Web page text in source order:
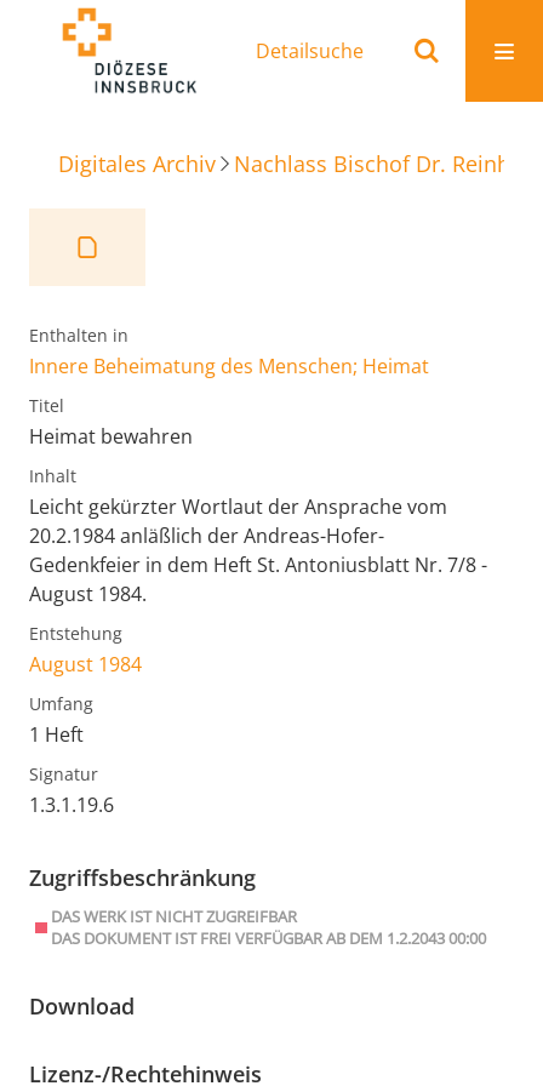
Detailsuche
Digitales Archiv Nachlass Bischof Dr.
Enthalten in
Innere Beheimatung des Menschen; Heimat
Titel
Heimat bewahren
Inhalt
Leicht gekürzter Wortlaut der Ansprache vom
20.2.1984 anläßlich der Andreas-Hofer-
Gedenkfeier in dem Heft St. Antoniusblatt Nr. 7/8 -
August 1984.
Entstehung
August 1984
Umfang
1 Heft
Signatur
1.3.1.19.6
Zugriffsbeschränkung
DAS WERK IST NICHT ZUGREIFBAR
DAS DOKUMENT IST FREI VERFÜGBAR AB DEM 1.2.2043 00:00
Download
Lizenz-/Rechtehinweis